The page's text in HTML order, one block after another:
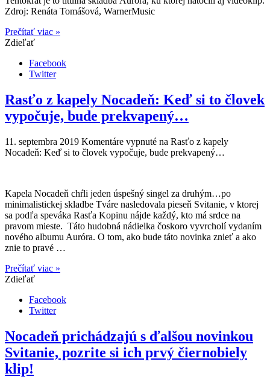
Zdroj: Renáta Tomášová, WarnerMusic
Prečítať viac »
Zdieľať
Facebook
Twitter
Rasťo z kapely Nocadeň: Keď si to človek
vypočuje, bude prekvapený…
11. septembra 2019 Komentáre vypnuté na Rasťo z kapely
Nocadeň: Keď si to človek vypočuje, bude prekvapený…
Kapela Nocadeň chŕli jeden úspešný singel za druhým…po
minimalistickej skladbe Tváre nasledovala pieseň Svitanie, v ktorej
sa podľa speváka Rasťa Kopinu nájde každý, kto má srdce na
pravom mieste. Táto hudobná nádielka čoskoro vyvrcholí vydaním
nového albumu Auróra. O tom, ako bude táto novinka znieť a ako
znie to pravé …
Prečítať viac »
Zdieľať
Facebook
Twitter
Nocadeň prichádzajú s ďalšou novinkou
Svitanie, pozrite si ich prvý čiernobiely
klip!